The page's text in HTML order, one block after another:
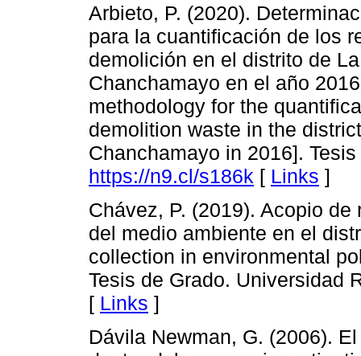
Arbieto, P. (2020).
para la cuantificación de los
demolición en el distrito de
Chanchamayo en el año
methodology for the
demolition waste in the
Chanchamayo in 2016].
https://n9.cl/s186k [ Links ]
Chávez, P. (2019). Acopio
del medio ambiente en el
collection in environmental
Tesis de Grado. Universidad
[ Links ]
Dávila Newman, G. (2006).